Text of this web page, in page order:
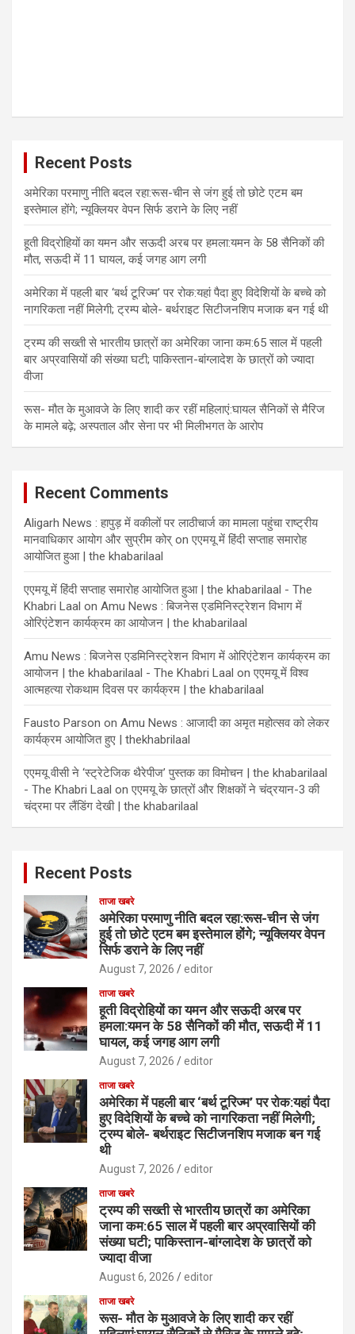
Recent Posts
अमेरिका परमाणु नीति बदल रहा:रूस-चीन से जंग हुई तो छोटे एटम बम
इस्तेमाल होंगे; न्यूक्लियर वेपन सिर्फ डराने के लिए नहीं
हूती विद्रोहियों का यमन और सऊदी अरब पर हमला:यमन के 58 सैनिकों की
मौत, सऊदी में 11 घायल, कई जगह आग लगी
अमेरिका में पहली बार ‘बर्थ टूरिज्म’ पर रोक:यहां पैदा हुए विदेशियों के बच्चे को
नागरिकता नहीं मिलेगी; ट्रम्प बोले- बर्थराइट सिटीजनशिप मजाक बन गई थी
ट्रम्प की सख्ती से भारतीय छात्रों का अमेरिका जाना कम:65 साल में पहली
बार अप्रवासियों की संख्या घटी; पाकिस्तान-बांग्लादेश के छात्रों को ज्यादा
वीजा
रूस- मौत के मुआवजे के लिए शादी कर रहीं महिलाएं:घायल सैनिकों से मैरिज
के मामले बढ़े; अस्पताल और सेना पर भी मिलीभगत के आरोप
Recent Comments
Aligarh News : हापुड़ में वकीलों पर लाठीचार्ज का मामला पहुंचा राष्ट्रीय
मानवाधिकार आयोग और सुप्रीम कोर् onएएमयू में हिंदी सप्ताह समारोह
आयोजित हुआ | the khabarilaal
एएमयू में हिंदी सप्ताह समारोह आयोजित हुआ | the khabarilaal - The
Khabri Laal on Amu News : बिजनेस एडमिनिस्ट्रेशन विभाग में
ओरिएंटेशन कार्यक्रम का आयोजन | the khabarilaal
Amu News : बिजनेस एडमिनिस्ट्रेशन विभाग में ओरिएंटेशन कार्यक्रम का
आयोजन | the khabarilaal - The Khabri Laal onएएमयू में विश्व
आत्महत्या रोकथाम दिवस पर कार्यक्रम | the khabarilaal
Fausto Parson on Amu News : आजादी का अमृत महोत्सव को लेकर
कार्यक्रम आयोजित हुए | thekhabrilaal
एएमयू वीसी ने ‘स्ट्रेटेजिक थैरेपीज’ पुस्तक का विमोचन | the khabarilaal
- The Khabri Laal onएएमयू के छात्रों और शिक्षकों ने चंद्रयान-3 की
चंद्रमा पर लैंडिंग देखी | the khabarilaal
Recent Posts
ताजा खबरे
अमेरिका परमाणु नीति बदल रहा:रूस-चीन से जंग
हुई तो छोटे एटम बम इस्तेमाल होंगे; न्यूक्लियर वेपन
सिर्फ डराने के लिए नहीं
August 7, 2026 editor
ताजा खबरे
हूती विद्रोहियों का यमन और सऊदी अरब पर
हमला:यमन के 58 सैनिकों की मौत, सऊदी में 11
घायल, कई जगह आग लगी
August 7, 2026 editor
ताजा खबरे
अमेरिका में पहली बार ‘बर्थ टूरिज्म’ पर रोक:यहां पैदा
हुए विदेशियों के बच्चे को नागरिकता नहीं मिलेगी;
ट्रम्प बोले- बर्थराइट सिटीजनशिप मजाक बन गई
थी
August 7, 2026 editor
ताजा खबरे
ट्रम्प की सख्ती से भारतीय छात्रों का अमेरिका
जाना कम:65 साल में पहली बार अप्रवासियों की
संख्या घटी; पाकिस्तान-बांग्लादेश के छात्रों को
ज्यादा वीजा
August 6, 2026 editor
ताजा खबरे
रूस- मौत के मुआवजे के लिए शादी कर रहीं